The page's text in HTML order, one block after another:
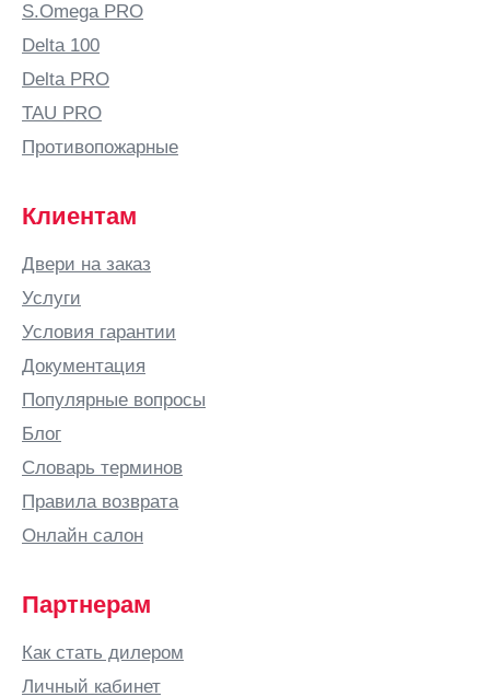
Устюг
Вельск
Верхняя
Салда
Видное
Витебск
Владивосток
Владикавказ
Владимир
Владимирская
область
ВНИИССОК
Водный
Волгоград
Волгодонск
Волковыск
Волоколамск
S.Omega PRO
Delta 100
Delta PRO
TAU PRO
Противопожарные
Клиентам
Двери на заказ
Услуги
Условия гарантии
Документация
Популярные вопросы
Блог
Словарь терминов
Правила возврата
Онлайн салон
Партнерам
Как стать дилером
Личный кабинет